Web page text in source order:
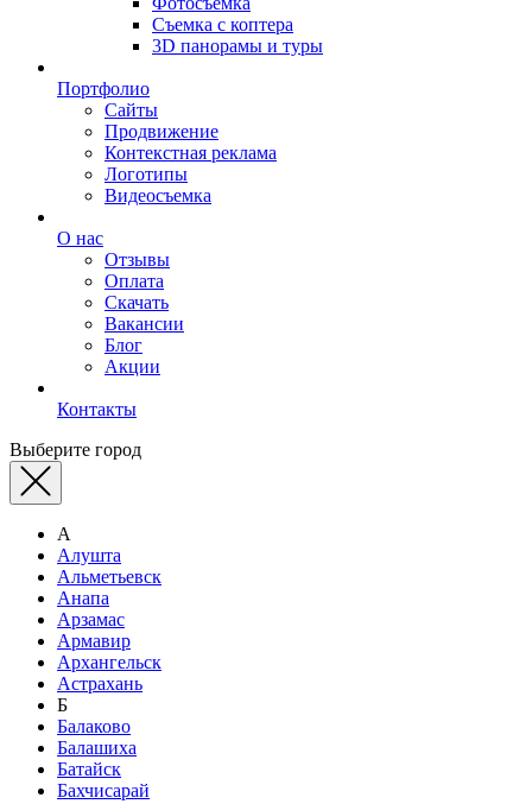
Съемка с коптера
3D панорамы и туры
Портфолио
Сайты
Продвижение
Контекстная реклама
Логотипы
Видеосъемка
О нас
Отзывы
Оплата
Скачать
Вакансии
Блог
Акции
Контакты
Выберите город
А
Алушта
Альметьевск
Анапа
Арзамас
Армавир
Архангельск
Астрахань
Б
Балаково
Балашиха
Батайск
Бахчисарай